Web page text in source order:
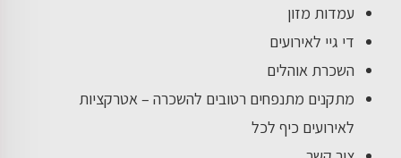
עמדות מזון
די גיי לאירועים
השכרת אוהלים
מתקנים מתנפחים רטובים להשכרה – אטרקציות
לאירועים כיף לכל